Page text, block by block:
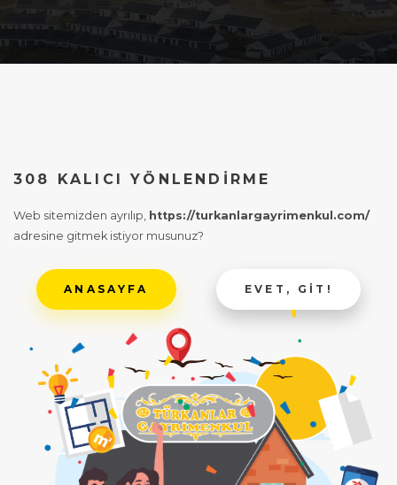
308 KALICI YÖNLENDIRME
Web sitemizden ayrılıp, https://turkanlargayrimenkul.com/
adresine gitmek istiyor musunuz?
ANASAYFA EVET, GIT!